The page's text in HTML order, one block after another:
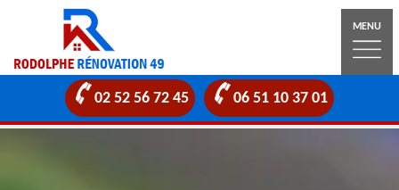
MENU
02 52 56 72 45 06 51 10 37 01